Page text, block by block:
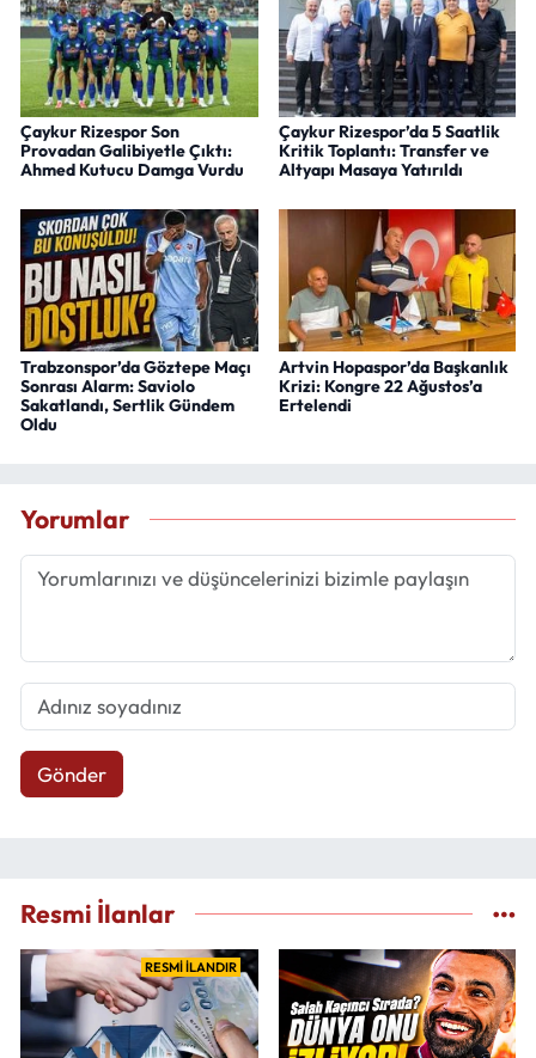
Çaykur Rizespor Son
Provadan Galibiyetle Çıktı:
Ahmed Kutucu Damga Vurdu
Çaykur Rizespor’da 5 Saatlik
Kritik Toplantı: Transfer ve
Altyapı Masaya Yatırıldı
Trabzonspor’da Göztepe Maçı
Sonrası Alarm: Saviolo
Sakatlandı, Sertlik Gündem
Oldu
Artvin Hopaspor’da Başkanlık
Krizi: Kongre 22 Ağustos’a
Ertelendi
Yorumlar
Gönder
Resmi İlanlar
RESMİ İLANDIR